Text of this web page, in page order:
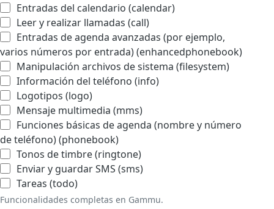
Entradas del calendario (calendar)
Leer y realizar llamadas (call)
Entradas de agenda avanzadas (por ejemplo,
varios números por entrada) (enhancedphonebook)
Manipulación archivos de sistema (filesystem)
Información del teléfono (info)
Logotipos (logo)
Mensaje multimedia (mms)
Funciones básicas de agenda (nombre y número
de teléfono) (phonebook)
Tonos de timbre (ringtone)
Enviar y guardar SMS (sms)
Tareas (todo)
Funcionalidades completas en Gammu.